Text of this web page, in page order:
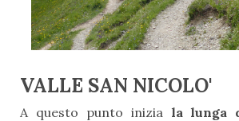
VALLE SAN NICOLO'
A questo punto inizia la lunga